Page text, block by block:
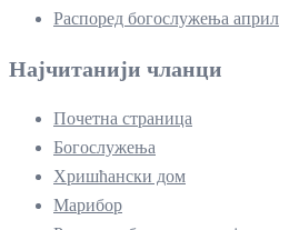
Распоред богослужења април
Најчитанији чланци
Почетна страница
Богослужења
Хришћански дом
Марибор